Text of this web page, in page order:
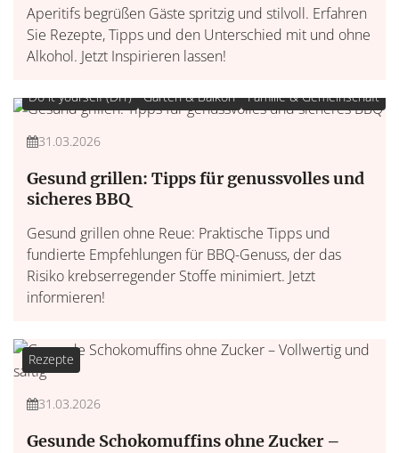
Aperitifs begrüßen Gäste spritzig und stilvoll. Erfahren
Sie Rezepte, Tipps und den Unterschied mit und ohne
Alkohol. Jetzt Inspirieren lassen!
Do it yourself (DIY) Garten & Balkon Familie & Gemeinschaft
31.03.2026
Gesund grillen: Tipps für genussvolles und
sicheres BBQ
Gesund grillen ohne Reue: Praktische Tipps und
fundierte Empfehlungen für BBQ-Genuss, der das
Risiko krebserregender Stoffe minimiert. Jetzt
informieren!
Rezepte
31.03.2026
Gesunde Schokomuffins ohne Zucker –